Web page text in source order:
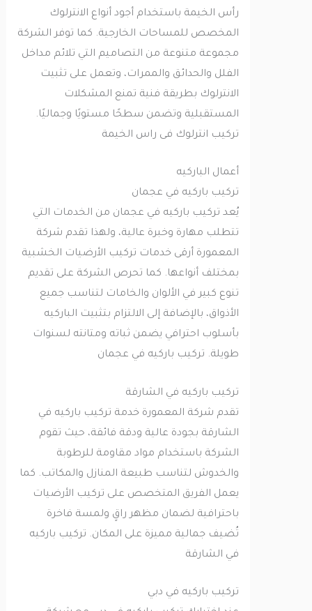
رأس الخيمة باستخدام أجود أنواع الانترلوك
المخصص للمساحات الخارجية. كما توفر الشركة
مجموعة متنوعة من التصاميم التي تلائم مداخل
الفلل والحدائق والممرات، وتعمل على تثبيت
الانترلوك بطريقة فنية تمنع المشكلات
المستقبلية وتضمن سطحًا مستويًا وجماليًا.
تركيب انترلوك فى راس الخيمة
أعمال الباركيه
تركيب باركيه في عجمان
يُعد تركيب باركيه في عجمان من الخدمات التي
تتطلب مهارة وخبرة عالية، ولهذا تقدم شركة
المعمورة أرقى خدمات تركيب الأرضيات الخشبية
بمختلف أنواعها. كما تحرص الشركة على تقديم
تنوع كبير في الألوان والخامات لتناسب جميع
الأذواق، بالإضافة إلى الالتزام بتثبيت الباركيه
بأسلوب احترافي يضمن ثباته ومتانته لسنوات
طويلة. تركيب باركيه في عجمان
تركيب باركيه في الشارقة
تقدم شركة المعمورة خدمة تركيب باركيه في
الشارقة بجودة عالية ودقة فائقة، حيث تقوم
الشركة باستخدام مواد مقاومة للرطوبة
والخدوش لتناسب طبيعة المنازل والمكاتب. كما
يعمل الفريق المتخصص على تركيب الأرضيات
باحترافية لضمان مظهر راقٍ ولمسة فاخرة
تُضيف جمالية مميزة على المكان. تركيب باركيه
في الشارقة
تركيب باركيه في دبي